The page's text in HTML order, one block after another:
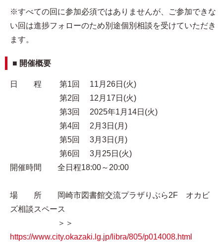
※すべての回に参加必須ではありませんが、ご参加できな
い回は進捗フォローのため別途個別相談を受けていただき
ます。
■ 開催概要
日 程 第1回 11月26日(火)
第2回 12月17日(火)
第3回 2025年1月14日(火)
第4回 2月3日(月)
第5回 3月3日(月)
第6回 3月25日(火)
開催時間 全日程18:00～20:00
場 所 岡崎市図書館交流プラザりぶら2F オカビ
ズ相談スペース
＞＞
https://www.city.okazaki.lg.jp/libra/805/p014008.html